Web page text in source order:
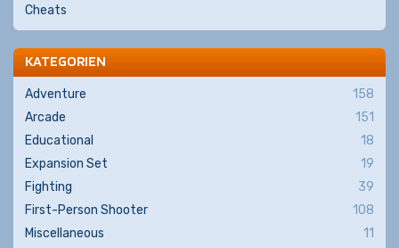
Cheats
KATEGORIEN
Adventure
158
Arcade
151
Educational
18
Expansion Set
19
Fighting
39
First-Person Shooter
108
Miscellaneous
11